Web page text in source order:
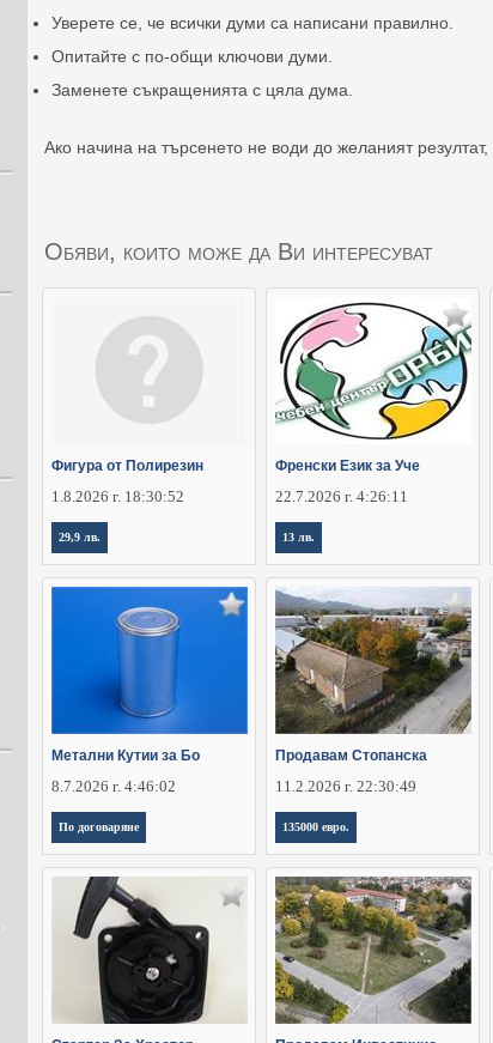
Уверете се, че всички думи са написани правилно.
Опитайте с по-общи ключови думи.
Заменете съкращенията с цяла дума.
Ако начина на търсенето не води до желаният
Обяви, които може да Ви интересуват
Фигура от Полирезин
1.8.2026 г. 18:30:52
29,9 лв.
Френски Език за Уче
22.7.2026 г. 4:26:11
13 лв.
Метални Кутии за Бо
8.7.2026 г. 4:46:02
По договаряне
Продавам Стопанска
11.2.2026 г. 22:30:49
135000 евро.